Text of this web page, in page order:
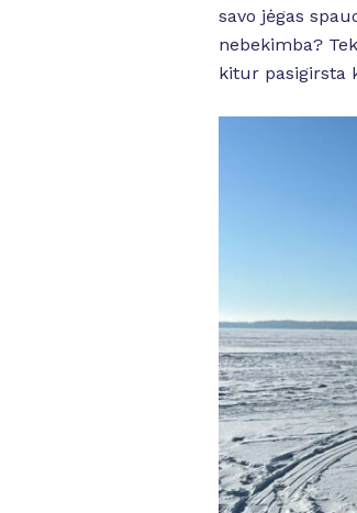
savo jėgas
nebekimba?
kitur pasigirsta